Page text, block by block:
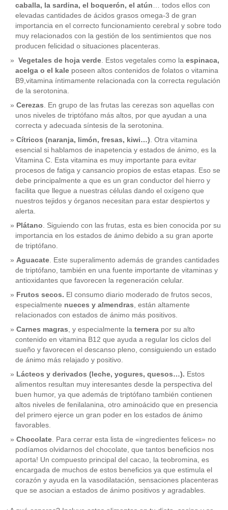
CATEGORÍAS
acido-folico (4)
alergias(3)
caballa, la sardina, el boquerón, el atún… todos ellos con
elevadas cantidades de ácidos grasos omega-3 de gran
importancia en el correcto funcionamiento cerebral y sobre todo
muy relacionados con la gestión de los sentimientos que nos
producen felicidad o situaciones placenteras.
Vegetales de hoja verde. Estos vegetales como la espinaca,
acelga o el kale poseen altos contenidos de folatos o vitamina
B9,vitamina íntimamente relacionada con la correcta regulación
de la serotonina.
Cerezas. En grupo de las frutas las cerezas son aquellas con
unos niveles de triptófano más altos, por que ayudan a una
correcta y adecuada síntesis de la serotonina.
Cítricos (naranja, limón, fresas, kiwi…). Otra vitamina
esencial si hablamos de inapetencia y estados de ánimo, es la
Vitamina C. Esta vitamina es muy importante para evitar
procesos de fatiga y cansancio propios de estas etapas. Eso se
debe principalmente a que es un gran conductor del hierro y
facilita que llegue a nuestras células dando el oxígeno que
nuestros tejidos y órganos necesitan para estar despiertos y
alerta.
Plátano. Siguiendo con las frutas, esta es bien conocida por su
importancia en los estados de ánimo debido a su gran aporte
de triptófano.
Aguacate. Este superalimento además de grandes cantidades
de triptófano, también en una fuente importante de vitaminas y
antioxidantes que favorecen la regeneración celular.
Frutos secos. El consumo diario moderado de frutos secos,
especialmente nueces y almendras, están altamente
relacionados con estados de ánimo más positivos.
Carnes magras, y especialmente la ternera por su alto
contenido en vitamina B12 que ayuda a regular los ciclos del
sueño y favorecen el descanso pleno, consiguiendo un estado
de ánimo más relajado y positivo.
Lácteos y derivados (leche, yogures, quesos…). Estos
alimentos resultan muy interesantes desde la perspectiva del
buen humor, ya que además de triptófano también contienen
altos niveles de fenilalanina, otro aminoácido que en presencia
del primero ejerce un gran poder en los estados de ánimo
favorables.
Chocolate. Para cerrar esta lista de «ingredientes felices» no
podíamos olvidarnos del chocolate, que tantos beneficios nos
aporta! Un compuesto principal del cacao, la teobromina, es
encargada de muchos de estos beneficios ya que estimula el
corazón y ayuda en la vasodilatación, sensaciones placenteras
que se asocian a estados de ánimo positivos y agradables.